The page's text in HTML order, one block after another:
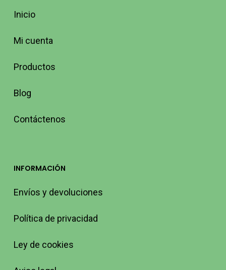
Inicio
Mi cuenta
Productos
Blog
Contáctenos
INFORMACIÓN
Envíos y devoluciones
Política de privacidad
Ley de cookies